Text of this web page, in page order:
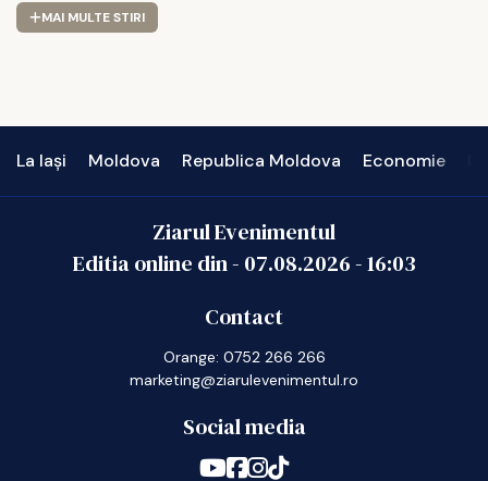
MAI MULTE STIRI
La Iași Moldova Republica Moldova Economie
Ziarul Evenimentul
Editia online din - 07.08.2026-16:03
Contact
Orange: 0752 266 266
marketing@ziarulevenimentul.ro
Social media